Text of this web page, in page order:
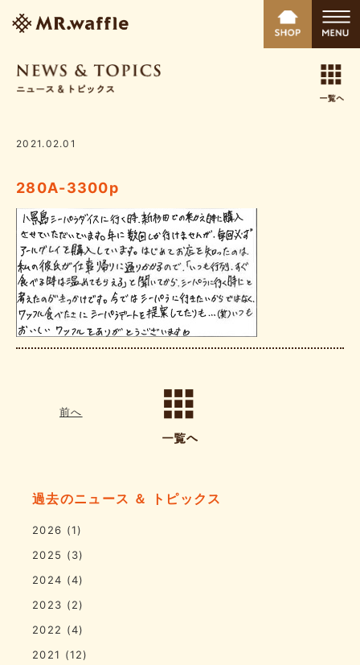
2021.02.01
280A-3300p
前へ
過去のニュース ＆ トピックス
2026 (1)
2025 (3)
2024 (4)
2023 (2)
2022 (4)
2021 (12)